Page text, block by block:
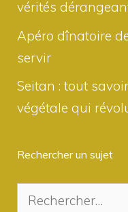
vérités
Apéro dînatoire
servir
Seitan : tout
végétale qui
Rechercher un sujet
Rechercher :